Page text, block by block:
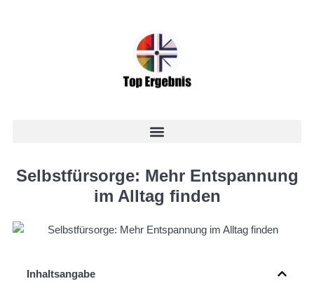
Selbstfürsorge: Mehr Entspannung
im Alltag finden
Inhaltsangabe